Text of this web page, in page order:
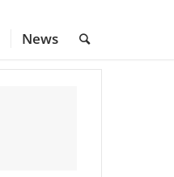
News